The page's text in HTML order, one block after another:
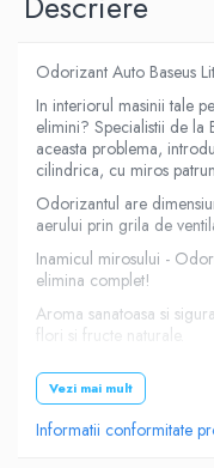
Odorizant Auto Baseus
In interiorul masinii tale
elimini? Specialistii de la
aceasta problema,
cilindrica, cu miros
Odorizantul are
aerului prin grila de
Inamicul mirosului -
elimina complet!
Aroma sanatoasa si
flori si fructe naturale.
5 pastile de parfum = 2
singura pastila de
pastile iti ofera peste 2
Corp realizat în
Vezi mai mult
Informatii conformitate